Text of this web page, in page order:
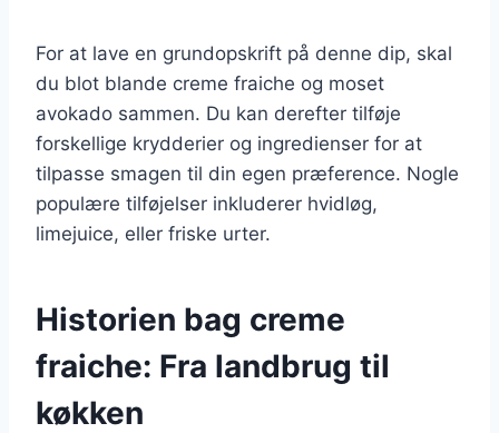
For at lave en grundopskrift på denne dip, skal
du blot blande creme fraiche og moset
avokado sammen. Du kan derefter tilføje
forskellige krydderier og ingredienser for at
tilpasse smagen til din egen præference. Nogle
populære tilføjelser inkluderer hvidløg,
limejuice, eller friske urter.
Historien bag creme
fraiche: Fra landbrug til
køkken